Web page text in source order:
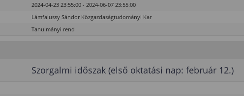
2024-04-23 23:55:00 - 2024-06-07 23:55:00
Lámfalussy Sándor Közgazdaságtudományi Kar
Tanulmányi rend
Szorgalmi időszak (első oktatási nap: február 12.)